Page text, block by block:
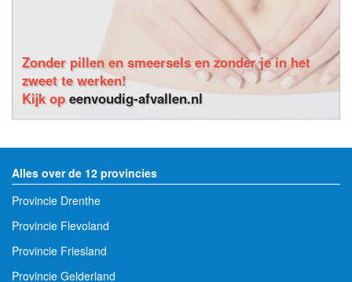
Zonder pillen en smeersels en zonder je in het
zweet te werken!
Kijk opeenvoudig-afvallen.nl
Alles over de 12 provincies
Provincie Drenthe
Provincie Flevoland
Provincie Friesland
Provincie Gelderland